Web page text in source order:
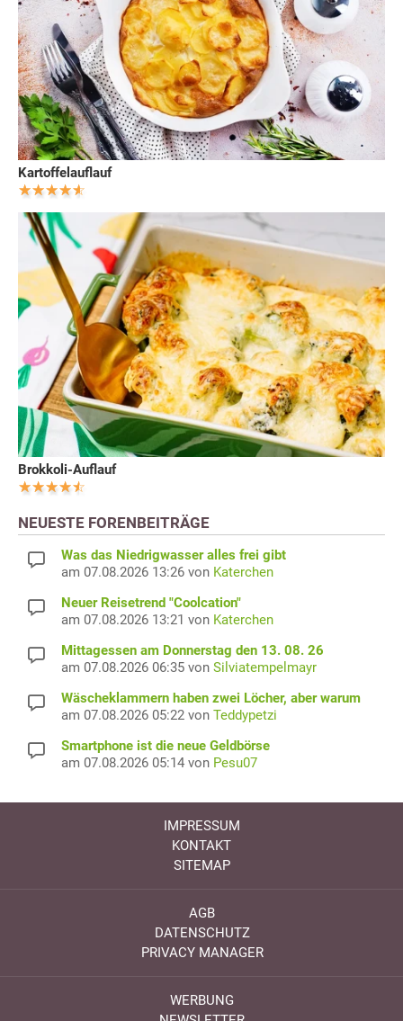
Kartoffelauflauf
Brokkoli-Auflauf
NEUESTE FORENBEITRÄGE
Was das Niedrigwasser alles frei gibt
am 07.08.2026 13:26 von Katerchen
Neuer Reisetrend "Coolcation"
am 07.08.2026 13:21 von Katerchen
Mittagessen am Donnerstag den 13. 08. 26
am 07.08.2026 06:35 von Silviatempelmayr
Wäscheklammern haben zwei Löcher, aber warum
am 07.08.2026 05:22 von Teddypetzi
Smartphone ist die neue Geldbörse
am 07.08.2026 05:14 von Pesu07
IMPRESSUM
KONTAKT
SITEMAP
AGB
DATENSCHUTZ
PRIVACY MANAGER
WERBUNG